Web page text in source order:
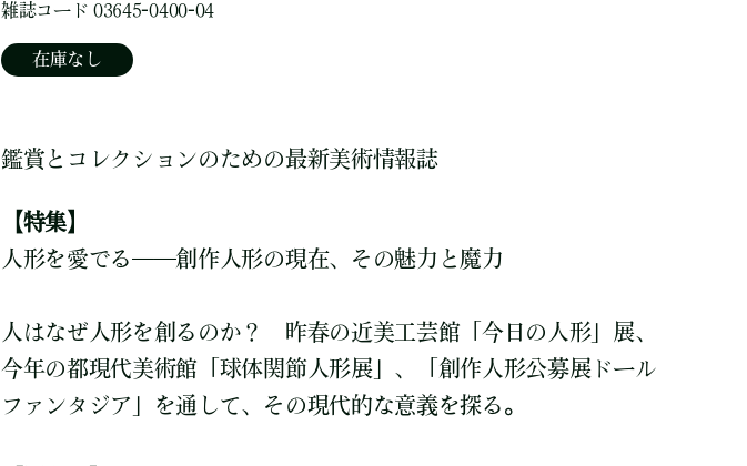
雑誌コード 03645-0400-04
在庫なし
鑑賞とコレクションのための最新美術情報誌
【特集】
人形を愛でる――創作人形の現在、その魅力と魔力
人はなぜ人形を創るのか？ 昨春の近美工芸館「今日の人形」展、
今年の都現代美術館「球体関節人形展」、「創作人形公募展ドール
ファンタジア」を通して、その現代的な意義を探る。